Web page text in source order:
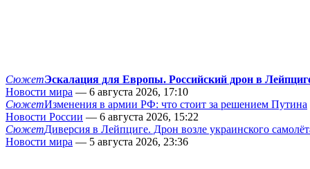
СюжетЭскалация для Европы. Российский дрон в
Новости мира — 6 августа 2026, 17:10
СюжетИзменения в армии РФ: что стоит за решением Путина
Новости России — 6 августа 2026, 15:22
СюжетДиверсия в Лейпциге. Дрон возле украинского
Новости мира — 5 августа 2026, 23:36